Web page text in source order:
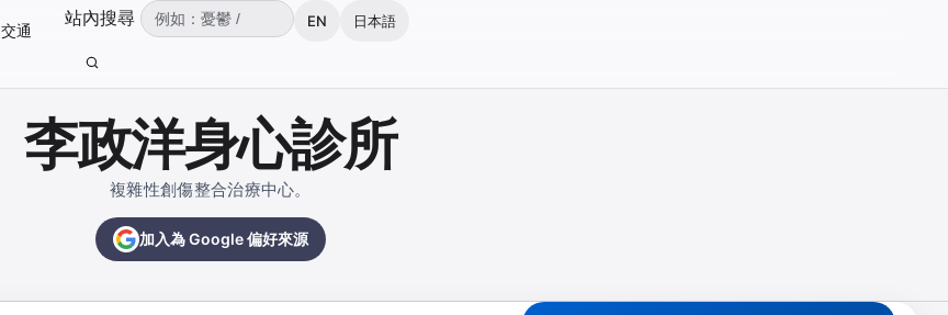
交通
站內搜尋 （可輸入：憂鬱、焦慮、失眠、ADHD、雙相、拒學、創傷、解離、EMDR、TMS、NIRS、預約）
EN 日本語
李政洋身心診所
複雜性創傷整合治療中心。
加入為 Google 偏好來源